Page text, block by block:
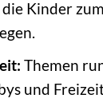
Kinder
Themen
und